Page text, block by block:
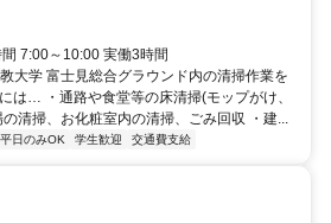
7:00～10:00 実働3時間
大学 富士見総合グラウンド内の清掃作業を
は… ・通路や食堂等の床清掃(モップがけ、
清掃、お化粧室内の清掃、ごみ回収 ・建...
平日のみOK 学生歓迎 交通費支給